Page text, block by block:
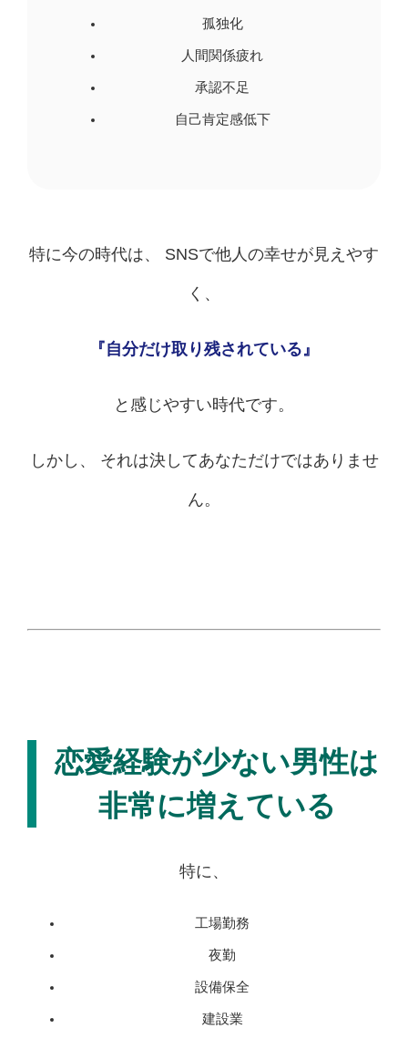
孤独化
人間関係疲れ
承認不足
自己肯定感低下
特に今の時代は、 SNSで他人の幸せが見えやす
く、
『自分だけ取り残されている』
と感じやすい時代です。
しかし、 それは決してあなただけではありませ
ん。
恋愛経験が少ない男性は
非常に増えている
特に、
工場勤務
夜勤
設備保全
建設業